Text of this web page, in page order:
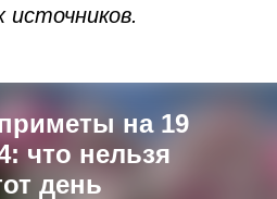
на 19
что нельзя
день